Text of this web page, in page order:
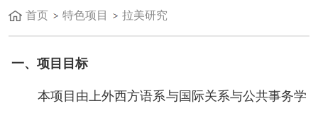
首页 特色项目 拉美研究
一、 项目目标
本项目由上外西方语系与国际关系与公共事务学